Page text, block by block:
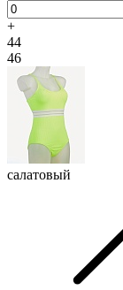
+
44
46
салатовый